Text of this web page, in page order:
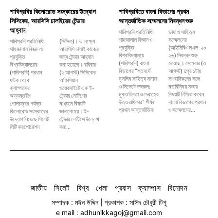
শাবিপ্রবির কিলোরোড সংস্কারের উদ্যোগ
সিসিকের, আরসিসি ঢালাইয়ের টেন্ডার
আহ্বান
শাবিপ্রবি প্রতিনিধি:
শাহজালাল বিজ্ঞান ও
প্রযুক্তি
বিশ্ববিদ্যালয়ের
(শাবিপ্রবি) প্রধান
ফটক থেকে
ক্যাম্পাসের
অভ্যন্তরীণ
গোলচত্বর পর্যন্ত
কিলোরোড সংস্কারের
উদ্যোগ নিয়েছে সিলেট
সিটি করপোরেশন
(সিসিক)। এ লক্ষ্যে
আরসিসি ঢালাই কাজের
জন্য টেন্ডার আহ্বান
করা হয়েছে। রবিবার
(২ আগস্ট) সিসিকের
অফিসিয়াল
ওয়েবসাইটে এক ই-
টেন্ডার নোটিশের
মাধ্যমে বিষয়টি
জানানো হয়। ই-
টেন্ডার নোটিশে উল্লেখ
করা...
শাবিপ্রবিতে বাংলা বিভাগের প্রথম
আন্তর্জাতিক সম্মেলনের নিবন্ধন শুরু
শাবিপ্রবি প্রতিনিধি:
শাহজালাল বিজ্ঞান ও
প্রযুক্তি
বিশ্ববিদ্যালয়ে
(শাবিপ্রবি) বাংলা
বিভাগের "শতবর্ষে
মুসলিম সাহিত্য সমাজ
ও সিলেটে নজরুল:
মুক্তচিন্তা ও দ্রোহের
উত্তরাধিকার" শীর্ষক
প্রথম আন্তর্জাতিক
ভাষা ও সাহিত্য
সম্মেলনের
(আইসিবিএলএল-২০
২৬) নিবন্ধন শুরু
হয়েছে। সোমবার (৩
আগস্ট) দুপুর ১টায়
সাংবাদিকদের সঙ্গে
মতবিনিময় সভায়
বিষয়টি নিশ্চিত করেন
বাংলা বিভাগের প্রধান
ও সম্মেলনের...
জাতীয় সিলেট বিশ্ব খেলা প্রবাস ক্যাম্পাস বিনোদন
সম্পাদক : মঈন উদ্দিন | প্রকাশক : সাঈদ চৌধুরী টিপু
e mail : adhunikkagoj@gmail.com